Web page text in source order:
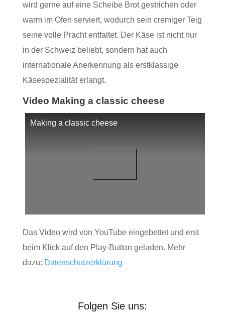
wird gerne auf eine Scheibe Brot gestrichen oder
warm im Ofen serviert, wodurch sein cremiger Teig
seine volle Pracht entfaltet. Der Käse ist nicht nur
in der Schweiz beliebt, sondern hat auch
internationale Anerkennung als erstklassige
Käsespezialität erlangt.
Video Making a classic cheese
Making a classic cheese
Das Video wird von YouTube eingebettet und erst
beim Klick auf den Play-Button geladen. Mehr
dazu: Datenschutzerklärung
Folgen Sie uns: